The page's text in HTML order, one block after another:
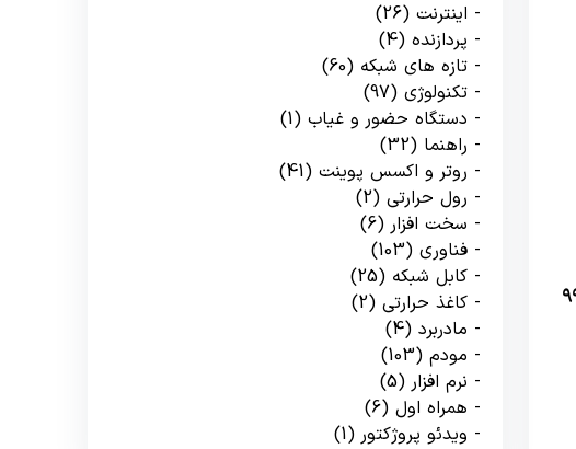
اینترنت (26)
پردازنده (4)
تازه های شبکه (60)
تکنولوژی (97)
دستگاه حضور و غیاب (1)
راهنما (32)
روتر و اکسس پوینت (41)
رول حرارتی (2)
سخت افزار (6)
فناوری (103)
کابل شبکه (25)
کاغذ حرارتی (2)
مادربرد (4)
مودم (103)
نرم افزار (5)
همراه اول (6)
ویدئو پروژکتور (1)